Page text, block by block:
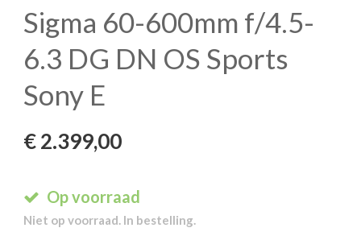
Sigma 60-600mm f/4.5-
6.3 DG DN OS Sports
Sony E
€2.399,00
Op voorraad
Niet op voorraad. In bestelling.